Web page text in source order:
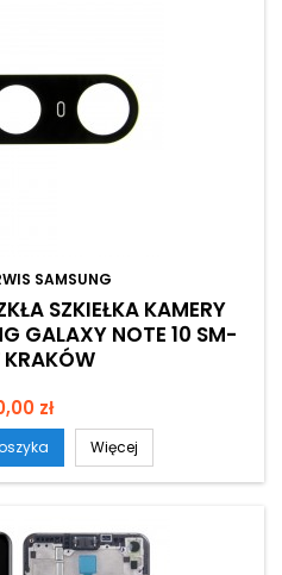
SAMSUNG
SZKIEŁKA KAMERY
GALAXY NOTE 10 SM-
zł
Więcej